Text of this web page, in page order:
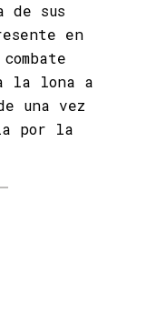
de sus
en
la lona a
una vez
por la